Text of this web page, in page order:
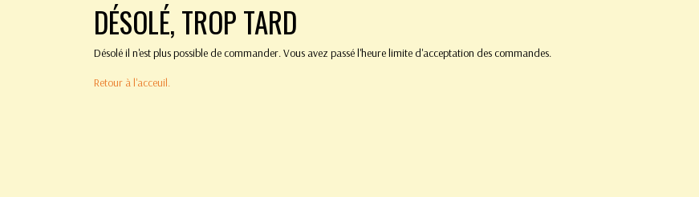
DÉSOLÉ, TROP TARD
Désolé il n'est plus possible de commander. Vous avez passé l'heure limite d'acceptation des commandes.
Retour à l'acceuil.